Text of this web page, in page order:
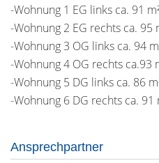
-Wohnung 1 EG links ca. 91
-Wohnung 2 EG rechts ca. 95
-Wohnung 3 OG links ca. 94
-Wohnung 4 OG rechts ca.93
-Wohnung 5 DG links ca. 86
-Wohnung 6 DG rechts ca. 91
Ansprechpartner